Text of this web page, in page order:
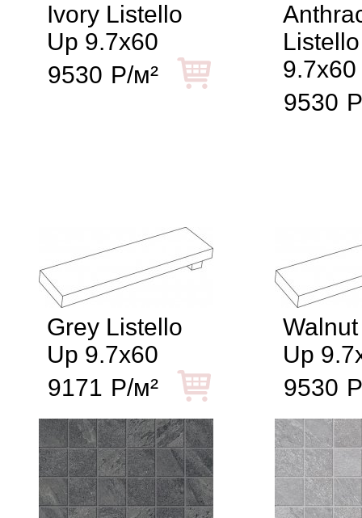
Ivory Listello
Up 9.7x60
9530 Р/м²
9.7x60
9530
Grey Listello
Up 9.7x60
9171 Р/м²
Up
9530